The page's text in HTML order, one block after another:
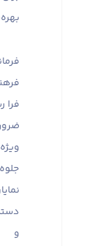
فرا
و